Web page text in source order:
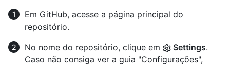
Em GitHub, acesse a página principal do
repositório.
No nome do repositório, clique em
Settings.
Caso não consiga ver a guia "Configurações",